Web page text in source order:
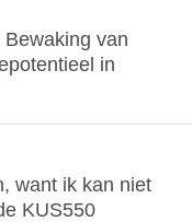
van
in
want ik kan niet
KUS550